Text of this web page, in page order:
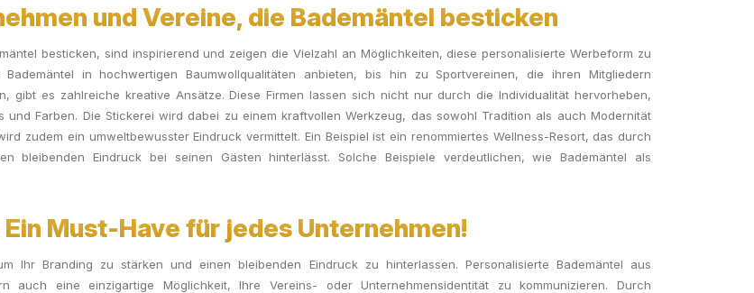
und Vereine, die Bademäntel besticken
besticken, sind inspirierend und zeigen die Vielzahl an Möglichkeiten, diese personalisierte Werbeform zu
in hochwertigen Baumwollqualitäten anbieten, bis hin zu Sportvereinen, die ihren Mitgliedern
gibt es zahlreiche kreative Ansätze. Diese Firmen lassen sich nicht nur durch die Individualität hervorheben,
Farben. Die Stickerei wird dabei zu einem kraftvollen Werkzeug, das sowohl Tradition als auch Modernität
zudem ein umweltbewusster Eindruck vermittelt. Ein Beispiel ist ein renommiertes Wellness-Resort, das durch
bleibenden Eindruck bei seinen Gästen hinterlässt. Solche Beispiele verdeutlichen, wie Bademäntel als
Must-Have für jedes Unternehmen!
Ihr Branding zu stärken und einen bleibenden Eindruck zu hinterlassen. Personalisierte Bademäntel aus
auch eine einzigartige Möglichkeit, Ihre Vereins- oder Unternehmensidentität zu kommunizieren. Durch